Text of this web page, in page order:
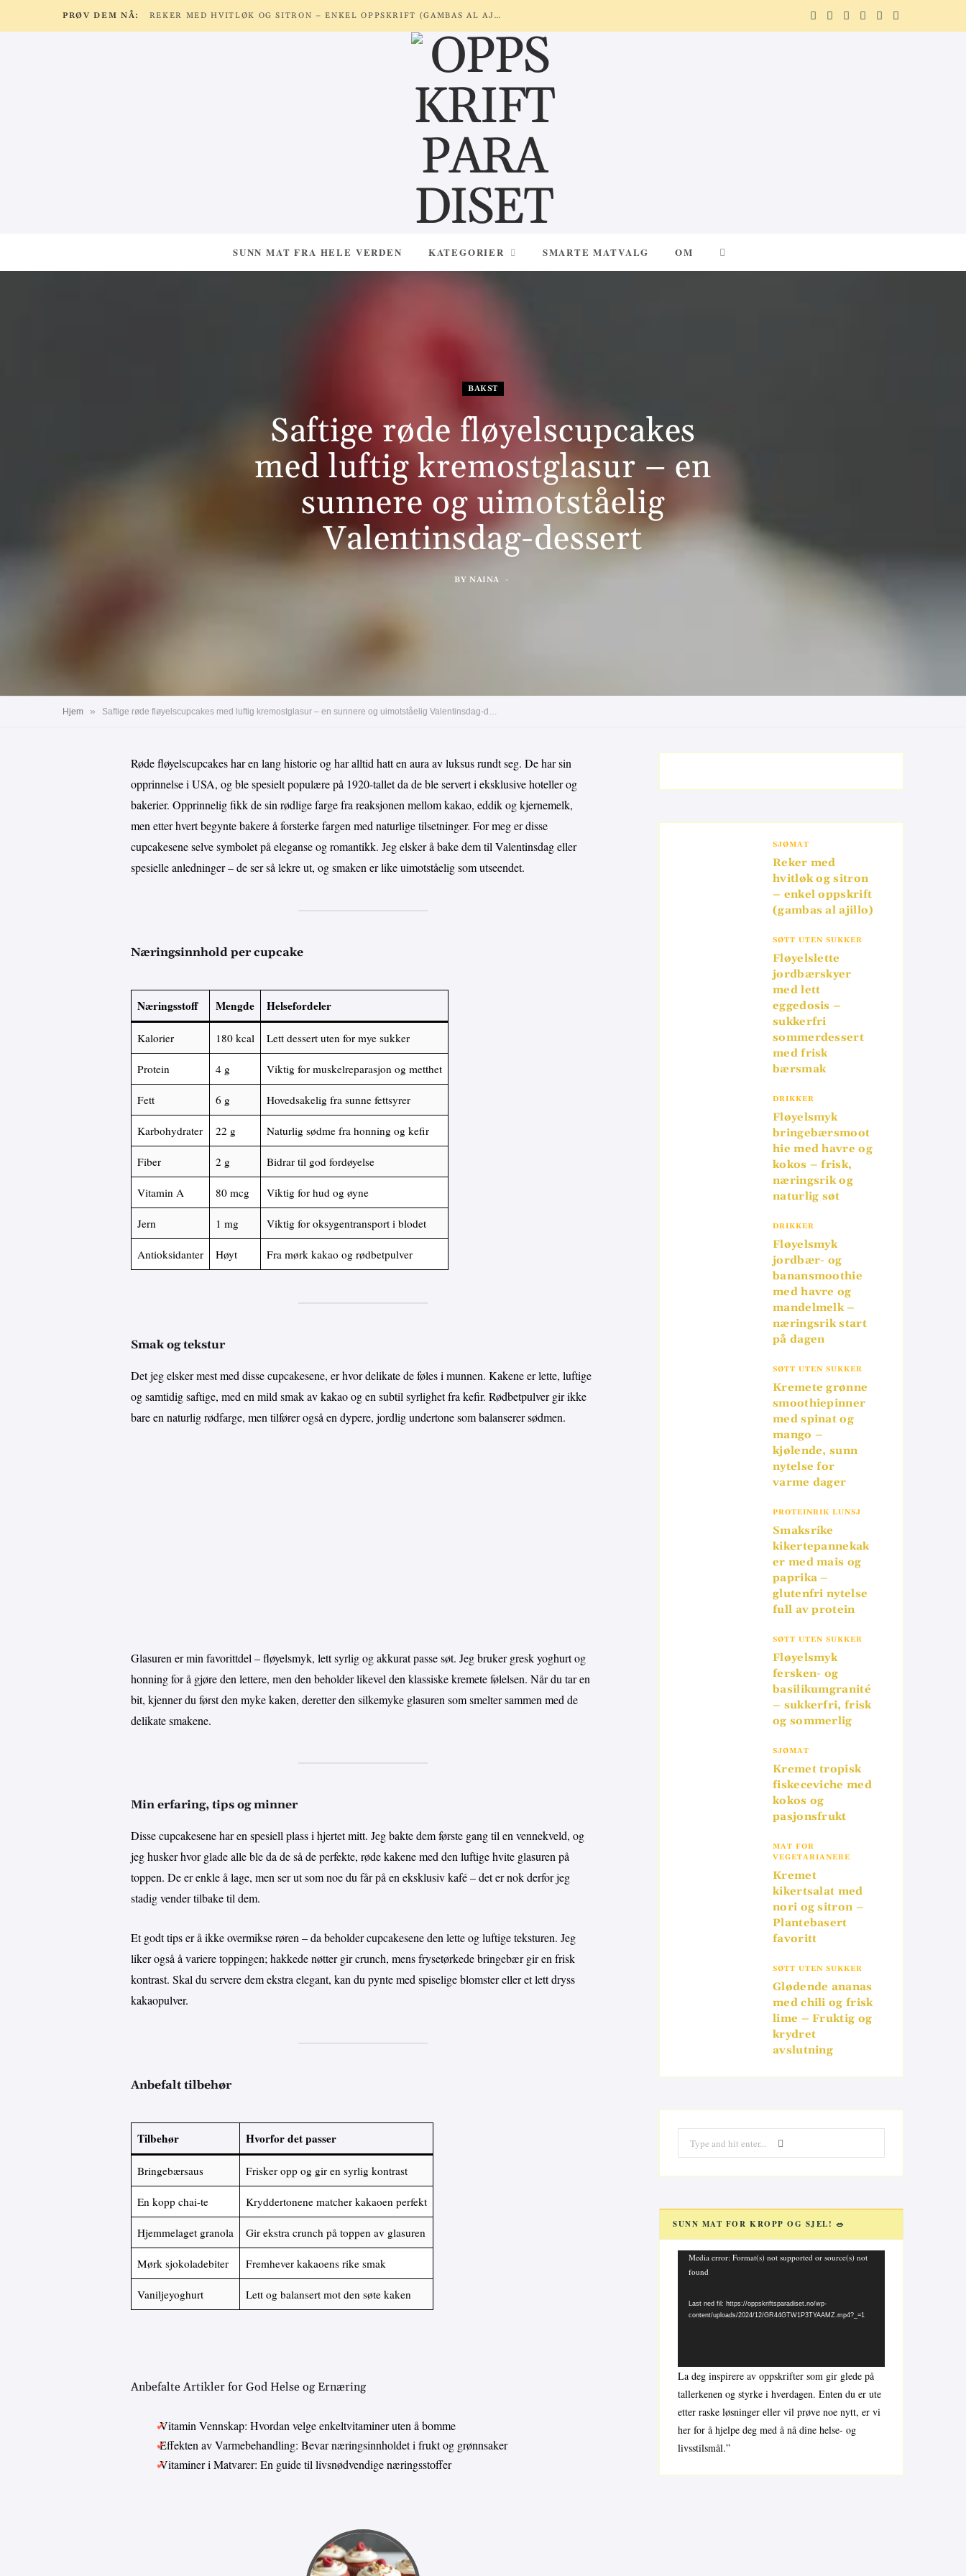
PRØV DEM NÅ: REKER MED HVITLØK OG SITRON – ENKEL OPPSKRIFT (GAMBAS AL AJILLO)
SUNN MAT FRA HELE VERDEN KATEGORIER SMARTE MATVALG OM
BAKST
Saftige røde fløyelscupcakes
med luftig kremostglasur – en
sunnere og uimotståelig
Valentinsdag-dessert
BY NAINA
Hjem » Saftige røde fløyelscupcakes med luftig kremostglasur – en sunnere og uimotståelig Valentinsdag-dessert
Røde fløyelscupcakes har en lang historie og har alltid hatt en aura av luksus rundt seg. De har sin
opprinnelse i USA, og ble spesielt populære på 1920-tallet da de ble servert i eksklusive hoteller og
bakerier. Opprinnelig fikk de sin rødlige farge fra reaksjonen mellom kakao, eddik og kjernemelk,
men etter hvert begynte bakere å forsterke fargen med naturlige tilsetninger. For meg er disse
cupcakesene selve symbolet på eleganse og romantikk. Jeg elsker å bake dem til Valentinsdag eller
spesielle anledninger – de ser så lekre ut, og smaken er like uimotståelig som utseendet.
Næringsinnhold per cupcake
Næringsstoff Mengde Helsefordeler
Kalorier 180 kcal Lett dessert uten for mye sukker
Protein 4 g Viktig for muskelreparasjon og metthet
Fett 6 g Hovedsakelig fra sunne fettsyrer
Karbohydrater 22 g Naturlig sødme fra honning og kefir
Fiber 2 g Bidrar til god fordøyelse
Vitamin A 80 mcg Viktig for hud og øyne
Jern 1 mg Viktig for oksygentransport i blodet
Antioksidanter Høyt Fra mørk kakao og rødbetpulver
Smak og tekstur
Det jeg elsker mest med disse cupcakesene, er hvor delikate de føles i munnen. Kakene er lette, luftige
og samtidig saftige, med en mild smak av kakao og en subtil syrlighet fra kefir. Rødbetpulver gir ikke
bare en naturlig rødfarge, men tilfører også en dypere, jordlig undertone som balanserer sødmen.
Glasuren er min favorittdel – fløyelsmyk, lett syrlig og akkurat passe søt. Jeg bruker gresk yoghurt og
honning for å gjøre den lettere, men den beholder likevel den klassiske kremete følelsen. Når du tar en
bit, kjenner du først den myke kaken, deretter den silkemyke glasuren som smelter sammen med de
delikate smakene.
Min erfaring, tips og minner
Disse cupcakesene har en spesiell plass i hjertet mitt. Jeg bakte dem første gang til en vennekveld, og
jeg husker hvor glade alle ble da de så de perfekte, røde kakene med den luftige hvite glasuren på
toppen. De er enkle å lage, men ser ut som noe du får på en eksklusiv kafé – det er nok derfor jeg
stadig vender tilbake til dem.
Et godt tips er å ikke overmikse røren – da beholder cupcakesene den lette og luftige teksturen. Jeg
liker også å variere toppingen; hakkede nøtter gir crunch, mens frysetørkede bringebær gir en frisk
kontrast. Skal du servere dem ekstra elegant, kan du pynte med spiselige blomster eller et lett dryss
kakaopulver.
Anbefalt tilbehør
Tilbehør Hvorfor det passer
Bringebærsaus Frisker opp og gir en syrlig kontrast
En kopp chai-te Kryddertonene matcher kakaoen perfekt
Hjemmelaget granola Gir ekstra crunch på toppen av glasuren
Mørk sjokoladebiter Fremhever kakaoens rike smak
Vaniljeyoghurt Lett og balansert mot den søte kaken
Anbefalte Artikler for God Helse og Ernæring
Vitamin Vennskap: Hvordan velge enkeltvitaminer uten å bomme
Effekten av Varmebehandling: Bevar næringsinnholdet i frukt og grønnsaker
Vitaminer i Matvarer: En guide til livsnødvendige næringsstoffer
SJØMAT
Reker med
hvitløk og sitron
– enkel oppskrift
(gambas al ajillo)
SØTT UTEN SUKKER
Fløyelslette
jordbærskyer
med lett
eggedosis –
sukkerfri
sommerdessert
med frisk
bærsmak
DRIKKER
Fløyelsmyk
bringebærsmoot
hie med havre og
kokos – frisk,
næringsrik og
naturlig søt
DRIKKER
Fløyelsmyk
jordbær- og
banansmoothie
med havre og
mandelmelk –
næringsrik start
på dagen
SØTT UTEN SUKKER
Kremete grønne
smoothiepinner
med spinat og
mango –
kjølende, sunn
nytelse for
varme dager
PROTEINRIK LUNSJ
Smaksrike
kikertepannekak
er med mais og
paprika –
glutenfri nytelse
full av protein
SØTT UTEN SUKKER
Fløyelsmyk
fersken- og
basilikumgranité
– sukkerfri, frisk
og sommerlig
SJØMAT
Kremet tropisk
fiskeceviche med
kokos og
pasjonsfrukt
MAT FOR
VEGETARIANERE
Kremet
kikertsalat med
nori og sitron –
Plantebasert
favoritt
SØTT UTEN SUKKER
Glødende ananas
med chili og frisk
lime – Fruktig og
krydret
avslutning
for:
SUNN MAT FOR KROPP OG SJEL! 🥗
Videoavspiller
Media error: Format(s) not supported or source(s) not
found
Last ned fil: https://oppskriftsparadiset.no/wp-
content/uploads/2024/12/GR44GTW1P3TYAAMZ.mp4?_=1
La deg inspirere av oppskrifter som gir glede på
tallerkenen og styrke i hverdagen. Enten du er ute
etter raske løsninger eller vil prøve noe nytt, er vi
her for å hjelpe deg med å nå dine helse- og
livsstilsmål.”